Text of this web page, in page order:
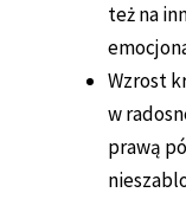
też na
Wzrost
w
prawą